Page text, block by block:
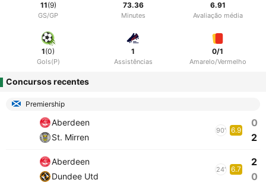
11(9)
GS/GP
73.36
Minutes
6.91
Avaliação média
1(0)
Gols(P)
1
Assistências
0/1
Amarelo/Vermelho
Concursos recentes
Premiership
Aberdeen
St. Mirren
90' 6.9
0
2
Aberdeen
Dundee Utd
24' 6.7
2
0